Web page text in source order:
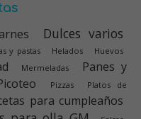
Dulces varios
y pastas Helados Huevos
Mermeladas
Panes y
Pizzas
Platos de
para cumpleaños